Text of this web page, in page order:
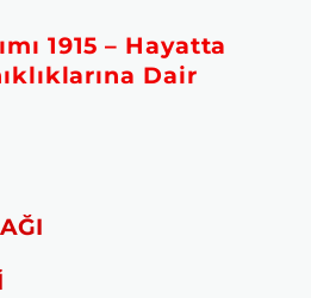
1915 – Hayatta
Dair